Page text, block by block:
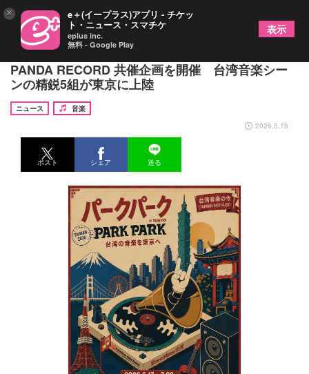
東京から知る、台湾⾳楽の現在ーーStreetVoice ×
PANDA RECORD 共催企画を開催 台湾⾳楽シー
ンの精鋭5組が東京に上陸
ニュース
音楽
2026.5.18
ポスト シェア 送る
× e＋(イープラス)アプリ - チケッ
ト・ニュース・スマチケ
eplus inc.
無料 - Google Play
表示